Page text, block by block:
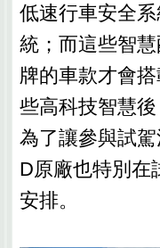
低速行車安全
統；而這些智
牌的車款才會
些高科技智慧
為了讓參與試
D原廠也特別在
安排。